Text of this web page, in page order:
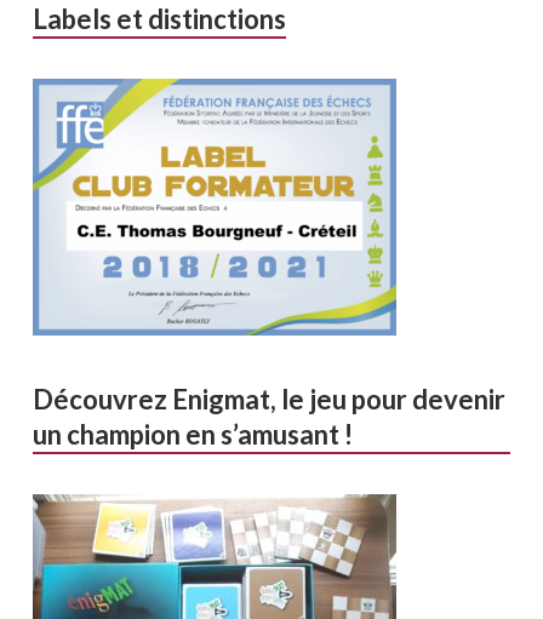
Labels et distinctions
Découvrez Enigmat, le jeu pour devenir
un champion en s’amusant !